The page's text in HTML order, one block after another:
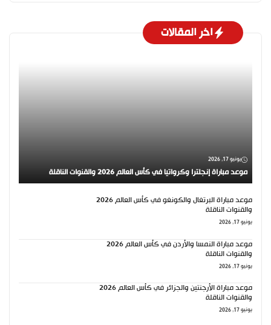
اخر المقالات
يونيو 17, 2026
موعد مباراة إنجلترا وكرواتيا في كأس العالم 2026 والقنوات الناقلة
موعد مباراة البرتغال والكونغو في كأس العالم 2026
والقنوات الناقلة
يونيو 17, 2026
موعد مباراة النمسا والأردن في كأس العالم 2026
والقنوات الناقلة
يونيو 17, 2026
موعد مباراة الأرجنتين والجزائر في كأس العالم 2026
والقنوات الناقلة
يونيو 17, 2026